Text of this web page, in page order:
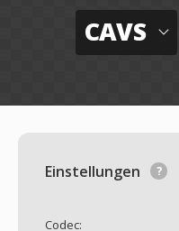
CAVS
Einstellungen
Codec: